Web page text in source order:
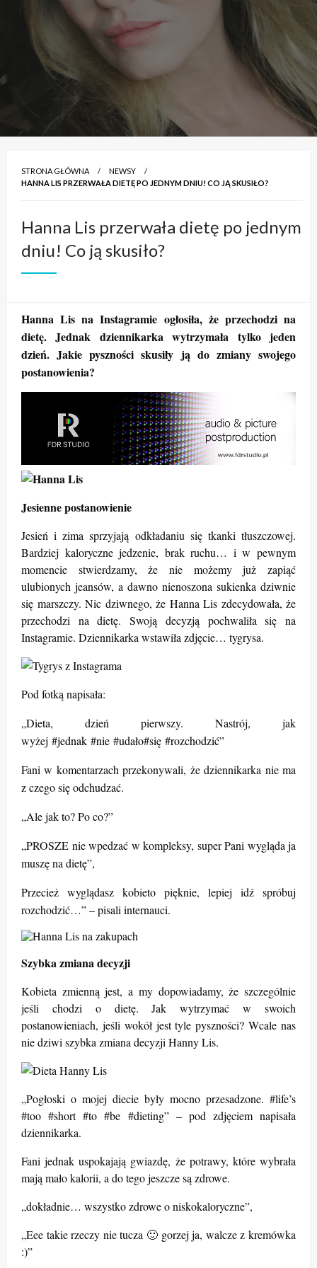
STRONA GŁÓWNA
NEWSY
HANNA LIS PRZERWAŁA DIETĘ PO JEDNYM DNIU! CO JĄ SKUSIŁO?
Hanna Lis przerwała dietę po jednym
dniu! Co ją skusiło?
Hanna Lis na Instagramie ogłosiła, że przechodzi na
dietę. Jednak dziennikarka wytrzymała tylko jeden
dzień. Jakie pyszności skusiły ją do zmiany swojego
postanowienia?
Jesienne postanowienie
Jesień i zima sprzyjają odkładaniu się tkanki tłuszczowej.
Bardziej kaloryczne jedzenie, brak ruchu… i w pewnym
momencie stwierdzamy, że nie możemy już zapiąć
ulubionych jeansów, a dawno nienoszona sukienka dziwnie
się marszczy. Nic dziwnego, że Hanna Lis zdecydowała, że
przechodzi na dietę. Swoją decyzją pochwaliła się na
Instagramie. Dziennikarka wstawiła zdjęcie… tygrysa.
Pod fotką napisała:
„Dieta, dzień pierwszy. Nastrój, jak
wyżej #jednak #nie #udało#się #rozchodzić”
Fani w komentarzach przekonywali, że dziennikarka nie ma
z czego się odchudzać.
„Ale jak to? Po co?”
„PROSZE nie wpedzać w kompleksy, super Pani wygląda ja
muszę na dietę”,
Przecież wyglądasz kobieto pięknie, lepiej idź spróbuj
rozchodzić…” – pisali internauci.
Szybka zmiana decyzji
Kobieta zmienną jest, a my dopowiadamy, że szczególnie
jeśli chodzi o dietę. Jak wytrzymać w swoich
postanowieniach, jeśli wokół jest tyle pyszności? Wcale nas
nie dziwi szybka zmiana decyzji Hanny Lis.
„Pogłoski o mojej diecie były mocno przesadzone. #life’s
#too #short #to #be #dieting” – pod zdjęciem napisała
dziennikarka.
Fani jednak uspokajają gwiazdę, że potrawy, które wybrała
mają mało kalorii, a do tego jeszcze są zdrowe.
„dokładnie… wszystko zdrowe o niskokaloryczne”,
„Eee takie rzeczy nie tucza 🙂 gorzej ja, walcze z kremówka
:)”